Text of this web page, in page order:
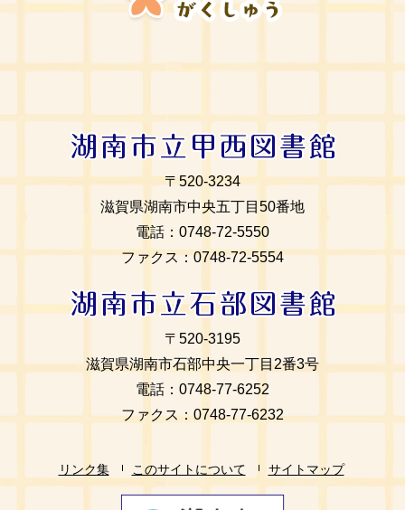
〒520‐3234
滋賀県湖南市中央五丁目50番地
電話：0748‐72‐5550
ファクス：0748‐72‐5554
〒520‐3195
滋賀県湖南市石部中央一丁目2番3号
電話：0748‐77‐6252
ファクス：0748‐77‐6232
リンク集 このサイトについて サイトマップ